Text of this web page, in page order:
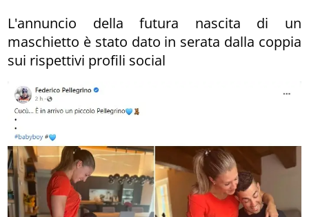
L'annuncio della futura nascita di un
maschietto è stato dato in serata dalla coppia
sui rispettivi profili social